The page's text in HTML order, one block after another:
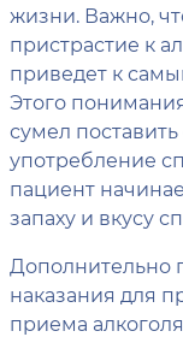
жизни. Важно,
пристрастие к
приведет к
Этого
сумел
употребление
пациент
запаху и вкусу
Дополнительно
наказания для
приема